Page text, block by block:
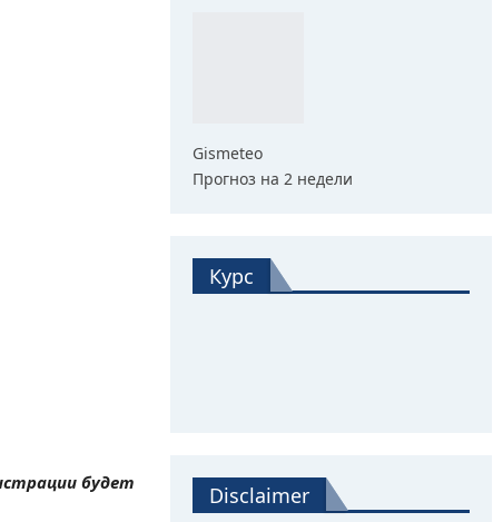
будет
Gismeteo
Прогноз на 2 недели
Курс
Disclaimer